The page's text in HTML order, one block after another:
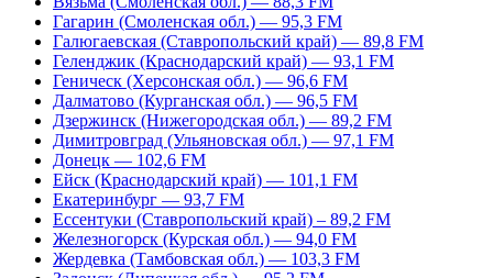
Гагарин (Смоленская обл.) — 95,3 FM
Галюгаевская (Ставропольский край) — 89,8 FM
Геленджик (Краснодарский край) — 93,1 FM
Геническ (Херсонская обл.) — 96,6 FM
Далматово (Курганская обл.) — 96,5 FM
Дзержинск (Нижегородская обл.) — 89,2 FM
Димитровград (Ульяновская обл.) — 97,1 FM
Донецк — 102,6 FM
Ейск (Краснодарский край) — 101,1 FM
Екатеринбург — 93,7 FM
Ессентуки (Ставропольский край) – 89,2 FM
Железногорск (Курская обл.) — 94,0 FM
Жердевка (Тамбовская обл.) — 103,3 FM